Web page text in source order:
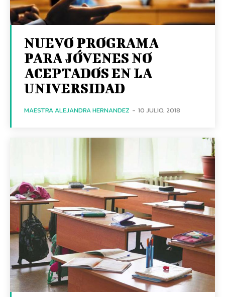
NUEVO PROGRAMA
PARA JÓVENES NO
ACEPTADOS EN LA
UNIVERSIDAD
MAESTRA ALEJANDRA HERNANDEZ - 10 JULIO, 2018